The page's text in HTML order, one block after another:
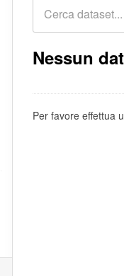
Nessun
Per favore effettua